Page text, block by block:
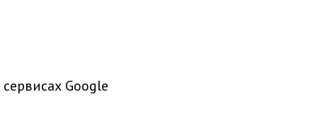
сервисах Google